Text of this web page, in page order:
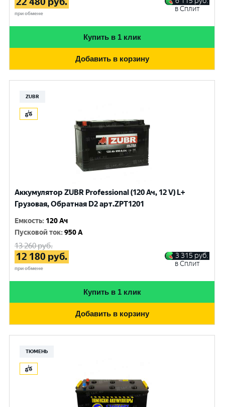
при обмене
в Сплит
Купить в 1 клик
Добавить в корзину
ZUBR
Аккумулятор ZUBR Professional (120 Ач, 12 V) L+
Грузовая, Обратная D2 арт.ZPT1201
Емкость: 120 Ач
Пусковой ток:950 A
13 260руб.
12 180 руб.
при обмене
3 315 руб.
в Сплит
Купить в 1 клик
Добавить в корзину
ТЮМЕНЬ